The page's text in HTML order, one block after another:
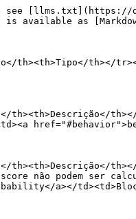
see [llms.txt](https://
is available as
th><th>Tipo</th></
th><th>Descrição</
th><th>Descrição</
não podem ser
a></